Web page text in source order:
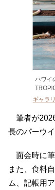
ハワイ
ギャラ
筆者が
長のパーウ
面会時に筆
また、食料
ム、記帳用